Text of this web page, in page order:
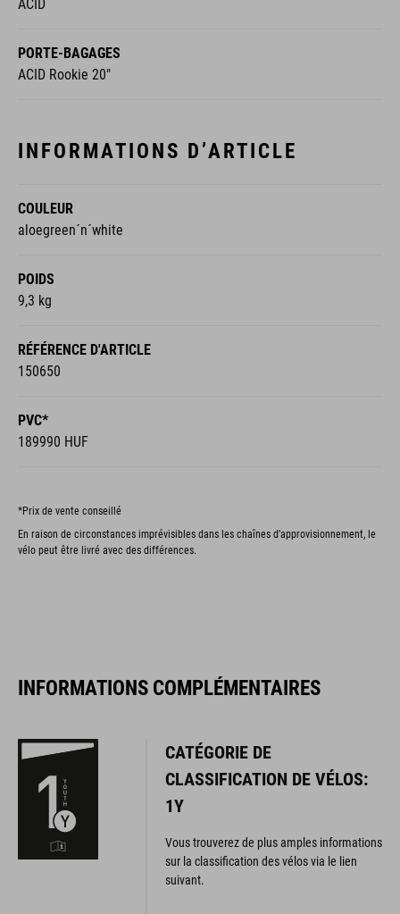
ACID
PORTE-BAGAGES
ACID Rookie 20"
INFORMATIONS D’ARTICLE
COULEUR
aloegreen´n´white
POIDS
9,3 kg
RÉFÉRENCE D'ARTICLE
150650
PVC*
189990 HUF
*Prix de vente conseillé
En raison de circonstances imprévisibles dans les chaînes d’approvisionnement, le
vélo peut être livré avec des différences.
INFORMATIONS COMPLÉMENTAIRES
CATÉGORIE DE
CLASSIFICATION DE VÉLOS:
1Y
Vous trouverez de plus amples informations
sur la classification des vélos via le lien
suivant.